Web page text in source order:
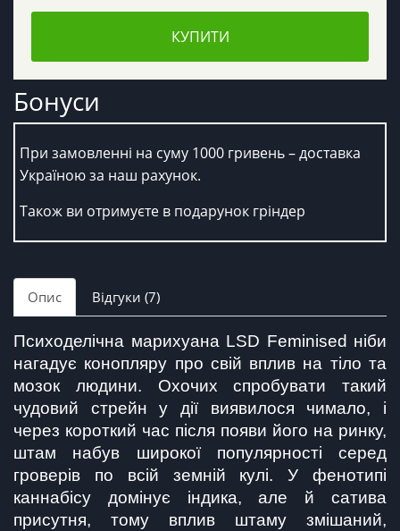
КУПИТИ
Бонуси
При замовленні на суму 1000 гривень – доставка
Україною за наш рахунок.
Також ви отримуєте в подарунок гріндер
Опис Відгуки (7)
Психоделічна марихуана LSD Feminised ніби
нагадує конопляру про свій вплив на тіло та
мозок людини. Охочих спробувати такий
чудовий стрейн у дії виявилося чимало, і
через короткий час після появи його на ринку,
штам набув широкої популярності серед
гроверів по всій земній кулі. У фенотипі
каннабісу домінує індика, але й сатива
присутня, тому вплив штаму змішаний,